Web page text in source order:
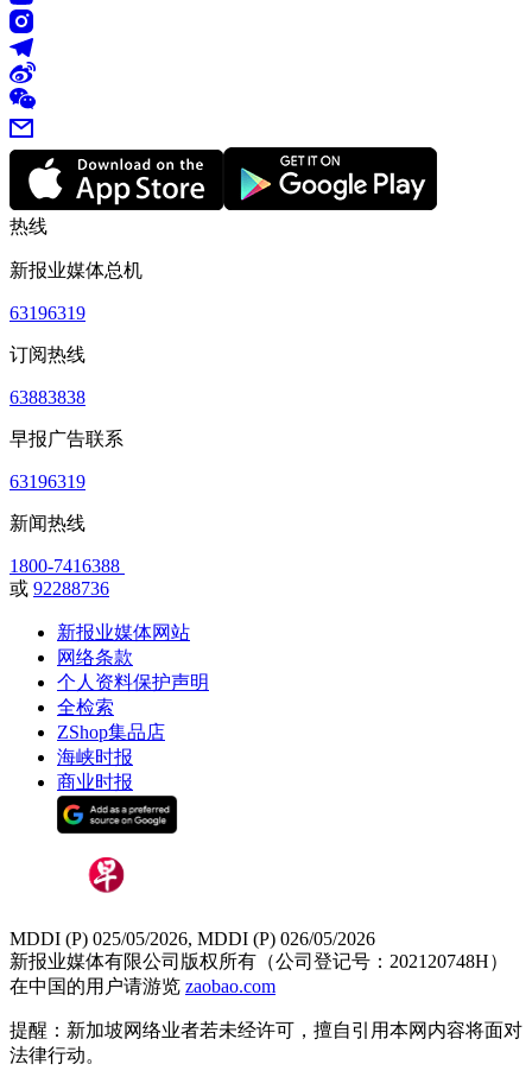
热线
新报业媒体总机
63196319
订阅热线
63883838
早报广告联系
63196319
新闻热线
1800-7416388
或 92288736
新报业媒体网站
网络条款
个人资料保护声明
全检索
ZShop集品店
海峡时报
商业时报
MDDI (P) 025/05/2026, MDDI (P) 026/05/2026
新报业媒体有限公司版权所有（公司登记号：202120748H）
在中国的用户请游览 zaobao.com
提醒：新加坡网络业者若未经许可，擅自引用本网内容将面对
法律行动。